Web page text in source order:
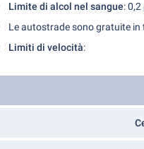
Limite di alcol nel sangue:
Le autostrade sono gratuite in
Limiti di velocità: